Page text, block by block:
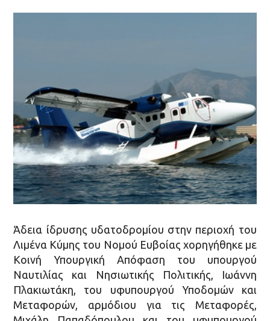
Άδεια ίδρυσης υδατοδρομίου στην περιοχή του
Λιμένα Κύμης του Νομού Ευβοίας χορηγήθηκε με
Κοινή Υπουργική Απόφαση του υπουργού
Ναυτιλίας και Νησιωτικής Πολιτικής, Ιωάννη
Πλακιωτάκη, του υφυπουργού Υποδομών και
Μεταφορών, αρμόδιου για τις Μεταφορές,